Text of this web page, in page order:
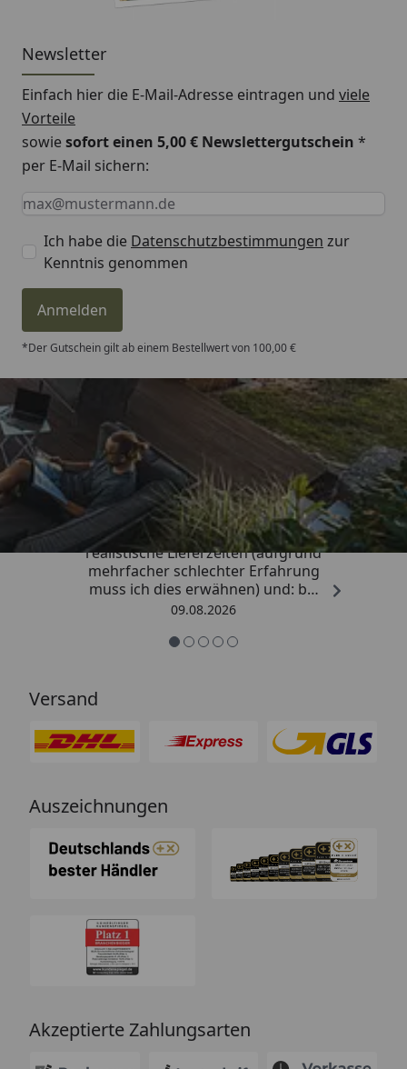
Newsletter
Einfach hier die E-Mail-Adresse eintragen und viele
Vorteile
sowiesofort einen 5,00 € Newslettergutschein *
per E-Mail sichern:
Keine Eingabe erforderlich
Eingabe erforderlich
E-Mail *
Ich habe die Datenschutzbestimmungen zur
Kenntnis genommen
Anmelden
*Der Gutschein gilt ab einem Bestellwert von 100,00 €
Trusted Shops
4,81/ 5
„Sehr gute Qualitäts-Markenware,
realistische Lieferzeiten (aufgrund
mehrfacher schlechter Erfahrung
muss ich dies erwähnen) und: bei
Kritik kommt die Antwort
Menschen mit Verstand und nicht
(auch dass ist leider immer öfter
09.08.2026
Versand
Auszeichnungen
Akzeptierte Zahlungsarten